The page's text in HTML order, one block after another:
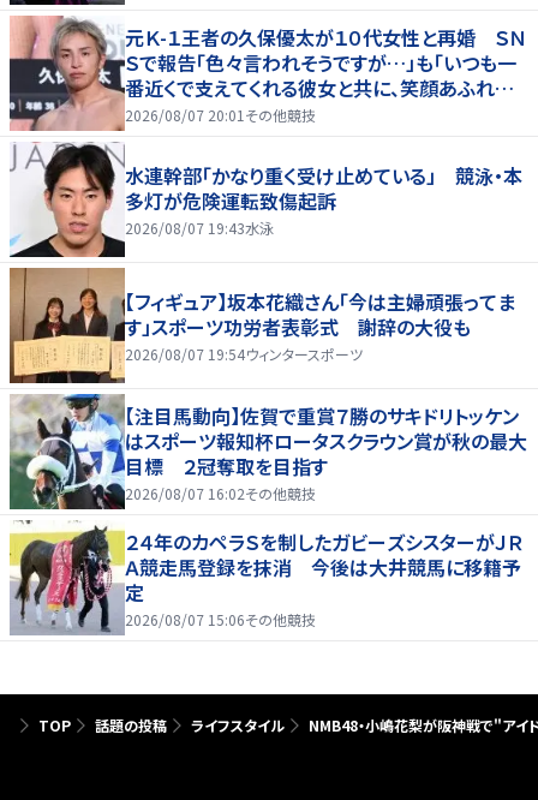
元Ｋ-１王者の久保優太が１０代女性と再婚 ＳＮ
Ｓで報告「色々言われそうですが…」も「いつも一
番近くで支えてくれる彼女と共に、笑顔あふれる
家庭を築いていきたい」
2026/08/07 20:01 その他競技
水連幹部「かなり重く受け止めている」 競泳・本
多灯が危険運転致傷起訴
2026/08/07 19:43水泳
【フィギュア】坂本花織さん「今は主婦頑張ってま
す」スポーツ功労者表彰式 謝辞の大役も
2026/08/07 19:54ウィンタースポーツ
【注目馬動向】佐賀で重賞７勝のサキドリトッケン
はスポーツ報知杯ロータスクラウン賞が秋の最大
目標 ２冠奪取を目指す
2026/08/07 16:02その他競技
２４年のカペラＳを制したガビーズシスターがＪＲ
Ａ競走馬登録を抹消 今後は大井競馬に移籍予
定
2026/08/07 15:06その他競技
TOP 話題の投稿 ライフスタイル NMB48・小嶋花梨が阪神戦で"アイ